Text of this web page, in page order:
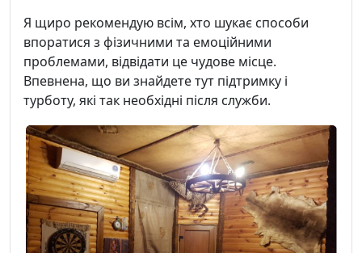
Я щиро рекомендую всім, хто шукає способи
впоратися з фізичними та емоційними
проблемами, відвідати це чудове місце.
Впевнена, що ви знайдете тут підтримку і
турботу, які так необхідні після служби.